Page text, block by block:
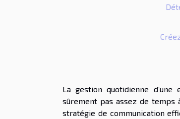
La gestion quotidienne
sûrement pas assez de temps
stratégie de communication